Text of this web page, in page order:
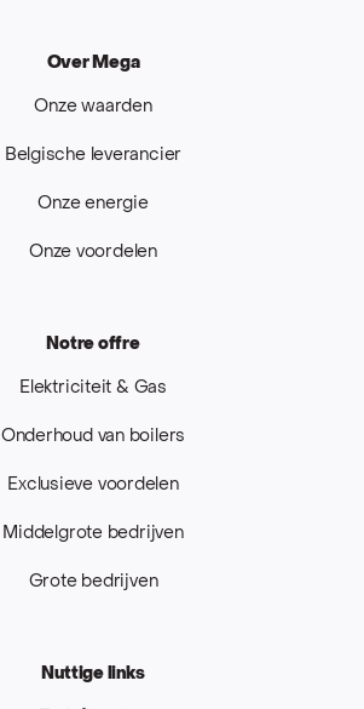
Over Mega
Onze waarden
Belgische leverancier
Onze energie
Onze voordelen
Notre offre
Elektriciteit & Gas
Onderhoud van boilers
Exclusieve voordelen
Middelgrote bedrijven
Grote bedrijven
Nuttige links